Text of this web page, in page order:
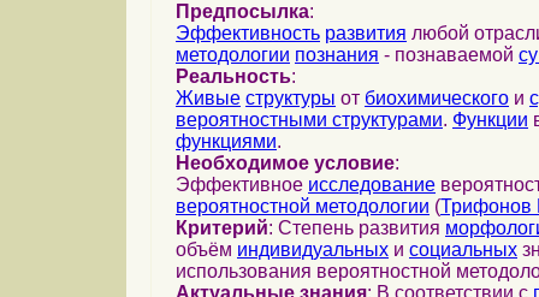
Предпосылка:
Эффективность развития любой
методологии познания - познаваемой
Реальность:
Живые структуры от биохимического и
вероятностными структурами. Функции
функциями.
Необходимое условие:
Эффективное исследование
вероятностной методологии (Трифонов
Критерий: Степень развития
объём индивидуальных и социальных
использования вероятностной
Актуальные знания: В соответствии с